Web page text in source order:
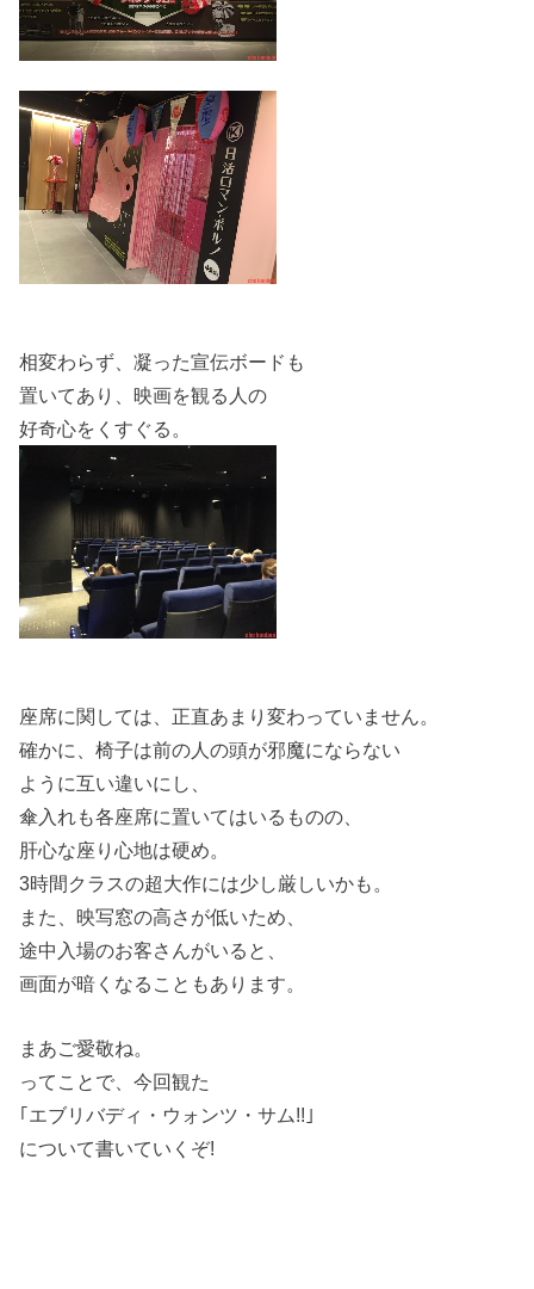
相変わらず、凝った宣伝ボードも
置いてあり、映画を観る人の
好奇心をくすぐる。
座席に関しては、正直あまり変わっていません。
確かに、椅子は前の人の頭が邪魔にならない
ように互い違いにし、
傘入れも各座席に置いてはいるものの、
肝心な座り心地は硬め。
3時間クラスの超大作には少し厳しいかも。
また、映写窓の高さが低いため、
途中入場のお客さんがいると、
画面が暗くなることもあります。
まあご愛敬ね。
ってことで、今回観た
｢エブリバディ・ウォンツ・サム!!｣
について書いていくぞ!